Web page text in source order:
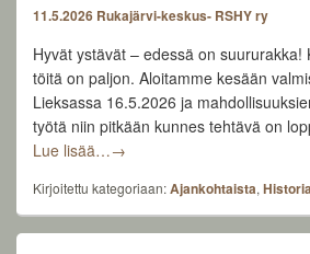
11.5.2026 Rukajärvi-keskus- RSHY ry
Hyvät ystävät – edessä on suururakka!
töitä on paljon. Aloitamme kesään
Lieksassa 16.5.2026 ja
työtä niin pitkään kunnes tehtävä on
Lue lisää…Talkootyöt alkavat
→
Kirjoitettu kategoriaan:Ajankohtaista,